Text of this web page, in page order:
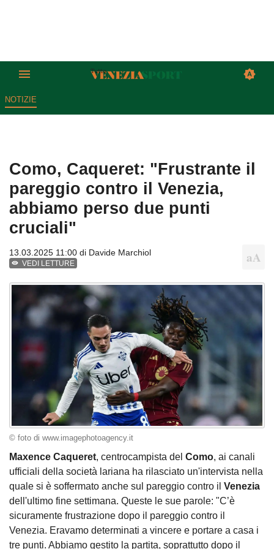
NOTIZIE
Como, Caqueret: "Frustrante il
pareggio contro il Venezia,
abbiamo perso due punti
cruciali"
13.03.2025 11:00 di Davide Marchiol
VEDI LETTURE
© foto di www.imagephotoagency.it
Maxence Caqueret, centrocampista del Como, ai canali
ufficiali della società lariana ha rilasciato un'intervista nella
quale si è soffermato anche sul pareggio contro il Venezia
dell'ultimo fine settimana. Queste le sue parole: "C’è
sicuramente frustrazione dopo il pareggio contro il
Venezia. Eravamo determinati a vincere e portare a casa i
tre punti. Abbiamo gestito la partita, soprattutto dopo il